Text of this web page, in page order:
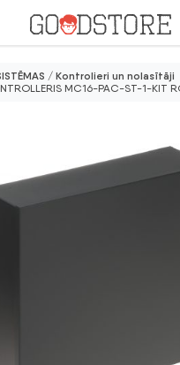
/ Kontrolieri un nolasītāji
MC16-PAC-ST-1-KIT